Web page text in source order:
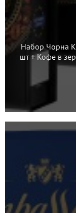
Набор Чорна
шт + Кофе в